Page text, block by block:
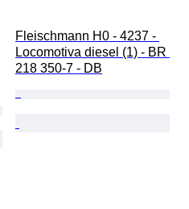
Fleischmann H0 - 4237 -
Locomotiva diesel (1) - BR
218 350-7 - DB